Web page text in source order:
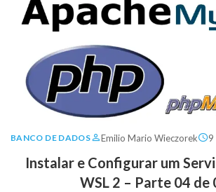
BANCO DE DADOS Emilio Mario Wieczorek 9
Instalar e Configurar um
WSL 2 – Parte 04 de